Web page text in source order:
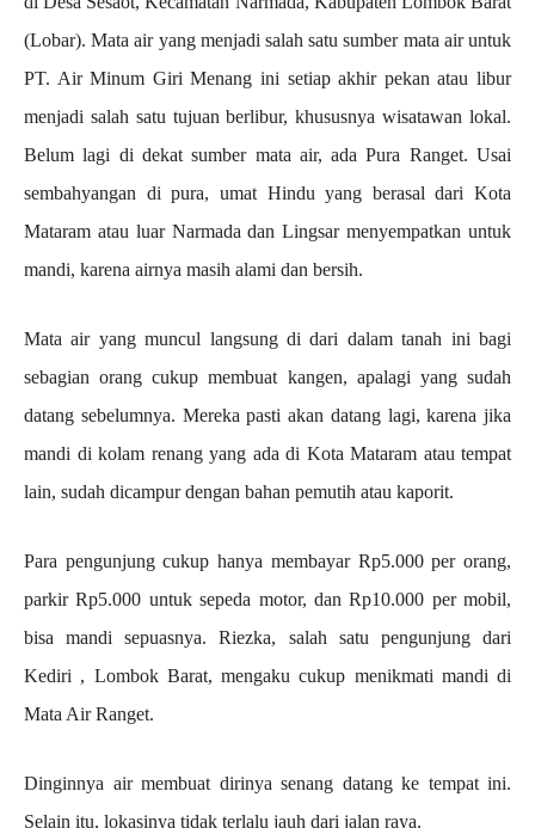
(Lobar). Mata air yang menjadi salah satu sumber mata air untuk
PT. Air Minum Giri Menang ini setiap akhir pekan atau libur
menjadi salah satu tujuan berlibur, khususnya wisatawan lokal.
Belum lagi di dekat sumber mata air, ada Pura Ranget. Usai
sembahyangan di pura, umat Hindu yang berasal dari Kota
Mataram atau luar Narmada dan Lingsar menyempatkan untuk
mandi, karena airnya masih alami dan bersih.
Mata air yang muncul langsung di dari dalam tanah ini bagi
sebagian orang cukup membuat kangen, apalagi yang sudah
datang sebelumnya. Mereka pasti akan datang lagi, karena jika
mandi di kolam renang yang ada di Kota Mataram atau tempat
lain, sudah dicampur dengan bahan pemutih atau kaporit.
Para pengunjung cukup hanya membayar Rp5.000 per orang,
parkir Rp5.000 untuk sepeda motor, dan Rp10.000 per mobil,
bisa mandi sepuasnya. Riezka, salah satu pengunjung dari
Kediri , Lombok Barat, mengaku cukup menikmati mandi di
Mata Air Ranget.
Dinginnya air membuat dirinya senang datang ke tempat ini.
Selain itu, lokasinya tidak terlalu jauh dari jalan raya.